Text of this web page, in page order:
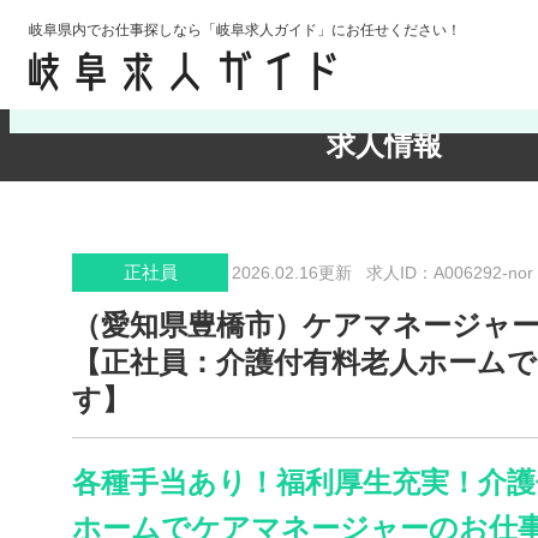
岐阜県内でお仕事探しなら「岐阜求人ガイド」にお任せください！
求人情報
検索条件の確認・変更
正社員 2026.02.16更新 求人ID：A006292-nor
（愛知県豊橋市）ケアマネージ
【正社員：介護付有料老人ホーム
す】
各種手当あり！福利厚生充実！介
ホームでケアマネージャーのお仕